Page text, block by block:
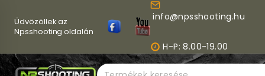
content
Üdvözöllek az
Npsshooting oldalán
info@npsshooting.hu
H-P: 8.00-19.00
Keresés